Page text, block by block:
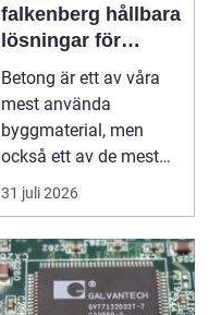
falkenberg hållbara
lösningar för
grund, golv och
utemiljö
Betong är ett av våra
mest använda
byggmaterial, men
också ett av de mest
missförstådda. Många
tänke...
31 juli 2026